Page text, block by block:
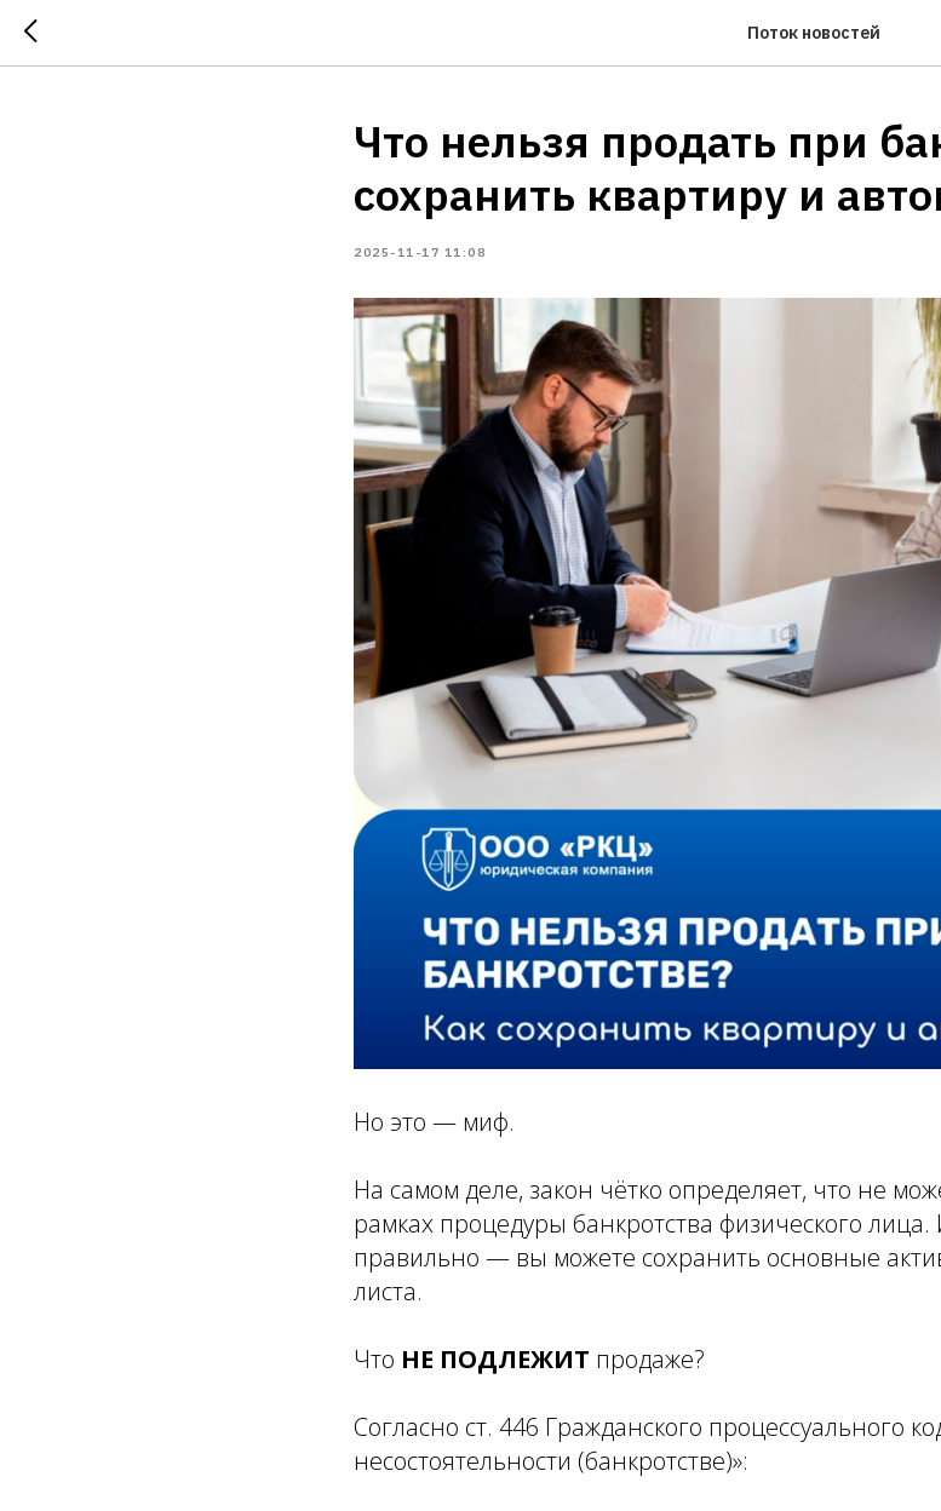
Поток новостей
Что нельзя продать при
сохранить квартиру и
2025-11-17 11:08
Но это — миф.
На самом деле, закон чётко определяет, что не
рамках процедуры банкротства физического лица.
правильно — вы можете сохранить основные
листа.
Что НЕ ПОДЛЕЖИТ продаже?
Согласно ст. 446 Гражданского процессуального
несостоятельности (банкротстве)»: